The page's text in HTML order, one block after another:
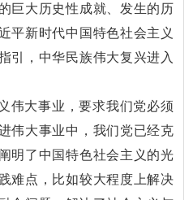
巨大历史性成就、发生的历
平新时代中国特色社会主义
引，中华民族伟大复兴进入
伟大事业，要求我们党必须
伟大事业中，我们党已经克
明了中国特色社会主义的光
难点，比如较大程度上解决